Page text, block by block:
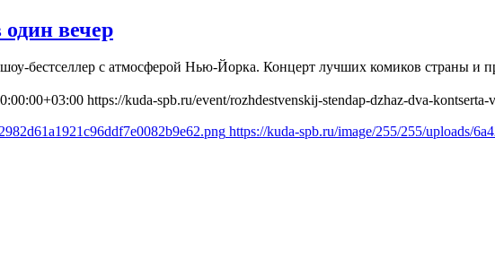
вечер
шоу-бестселлер с атмосферой Нью-Йорка. Концерт лучших комиков страны и
https://kuda-spb.ru/event/rozhdestvenskij-stendap-dzhaz-dva-
https://kuda-spb.ru/image/255/255/uploads/